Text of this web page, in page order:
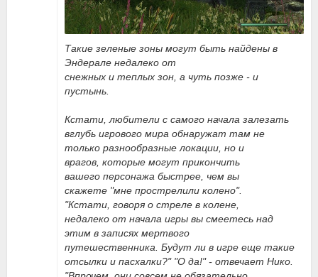
Такие зеленые зоны могут быть найдены в
Эндерале недалеко от
снежных и теплых зон, а чуть позже - и
пустынь.
Кстати, любители с самого начала залезать
вглубь игрового мира обнаружат там не
только разнообразные локации, но и
врагов, которые могут прикончить
вашего персонажа быстрее, чем вы
скажете "мне прострелили колено".
"Кстати, говоря о стреле в колене,
недалеко от начала игры вы смеетесь над
этим в записях мертвого
путешественника. Будут ли в игре еще такие
отсылки и пасхалки?" "О да!" - отвечает Нико.